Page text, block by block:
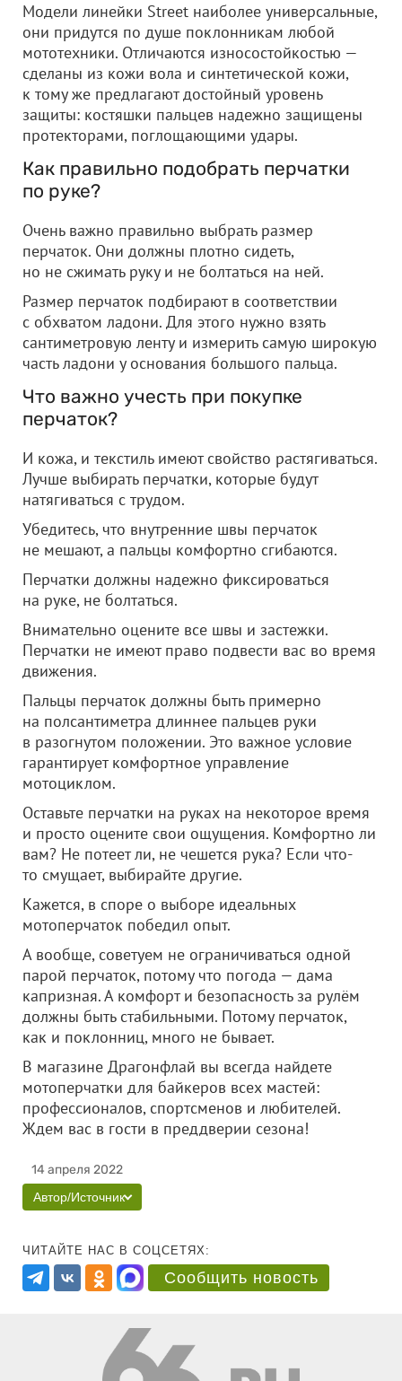
Модели линейки Street наиболее универсальные,
они придутся по душе поклонникам любой
мототехники. Отличаются износостойкостью —
сделаны из кожи вола и синтетической кожи,
к тому же предлагают достойный уровень
защиты: костяшки пальцев надежно защищены
протекторами, поглощающими удары.
Как правильно подобрать перчатки
по руке?
Очень важно правильно выбрать размер
перчаток. Они должны плотно сидеть,
но не сжимать руку и не болтаться на ней.
Размер перчаток подбирают в соответствии
с обхватом ладони. Для этого нужно взять
сантиметровую ленту и измерить самую широкую
часть ладони у основания большого пальца.
Что важно учесть при покупке
перчаток?
И кожа, и текстиль имеют свойство растягиваться.
Лучше выбирать перчатки, которые будут
натягиваться с трудом.
Убедитесь, что внутренние швы перчаток
не мешают, а пальцы комфортно сгибаются.
Перчатки должны надежно фиксироваться
на руке, не болтаться.
Внимательно оцените все швы и застежки.
Перчатки не имеют право подвести вас во время
движения.
Пальцы перчаток должны быть примерно
на полсантиметра длиннее пальцев руки
в разогнутом положении. Это важное условие
гарантирует комфортное управление
мотоциклом.
Оставьте перчатки на руках на некоторое время
и просто оцените свои ощущения. Комфортно ли
вам? Не потеет ли, не чешется рука? Если что-
то смущает, выбирайте другие.
Кажется, в споре о выборе идеальных
мотоперчаток победил опыт.
А вообще, советуем не ограничиваться одной
парой перчаток, потому что погода — дама
капризная. А комфорт и безопасность за рулём
должны быть стабильными. Потому перчаток,
как и поклонниц, много не бывает.
В магазине Драгонфлай вы всегда найдете
мотоперчатки для байкеров всех мастей:
профессионалов, спортсменов и любителей.
Ждем вас в гости в преддверии сезона!
14 апреля 2022
Автор/Источник
ЧИТАЙТЕ НАС В СОЦСЕТЯХ:
Сообщить новость